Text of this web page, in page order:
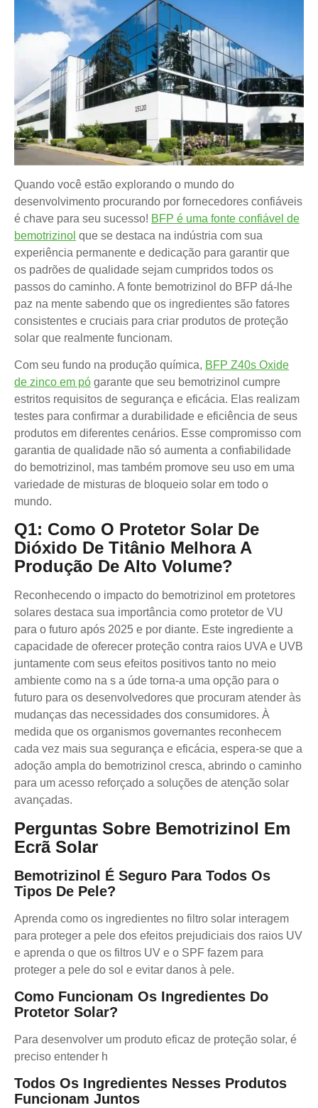
Quando você estão explorando o mundo do
desenvolvimento procurando por fornecedores confiáveis
é chave para seu sucesso! BFP é uma fonte confiável de
bemotrizinol que se destaca na indústria com sua
experiência permanente e dedicação para garantir que
os padrões de qualidade sejam cumpridos todos os
passos do caminho. A fonte bemotrizinol do BFP dá-lhe
paz na mente sabendo que os ingredientes são fatores
consistentes e cruciais para criar produtos de proteção
solar que realmente funcionam.
Com seu fundo na produção química, BFP Z40s Oxide
de zinco em pó garante que seu bemotrizinol cumpre
estritos requisitos de segurança e eficácia. Elas realizam
testes para confirmar a durabilidade e eficiência de seus
produtos em diferentes cenários. Esse compromisso com
garantia de qualidade não só aumenta a confiabilidade
do bemotrizinol, mas também promove seu uso em uma
variedade de misturas de bloqueio solar em todo o
mundo.
Q1: Como O Protetor Solar De
Dióxido De Titânio Melhora A
Produção De Alto Volume?
Reconhecendo o impacto do bemotrizinol em protetores
solares destaca sua importância como protetor de VU
para o futuro após 2025 e por diante. Este ingrediente a
capacidade de oferecer proteção contra raios UVA e UVB
juntamente com seus efeitos positivos tanto no meio
ambiente como na s a úde torna-a uma opção para o
futuro para os desenvolvedores que procuram atender às
mudanças das necessidades dos consumidores. À
medida que os organismos governantes reconhecem
cada vez mais sua segurança e eficácia, espera-se que a
adoção ampla do bemotrizinol cresca, abrindo o caminho
para um acesso reforçado a soluções de atenção solar
avançadas.
Perguntas Sobre Bemotrizinol Em
Ecrã Solar
Bemotrizinol É Seguro Para Todos Os
Tipos De Pele?
Aprenda como os ingredientes no filtro solar interagem
para proteger a pele dos efeitos prejudiciais dos raios UV
e aprenda o que os filtros UV e o SPF fazem para
proteger a pele do sol e evitar danos à pele.
Como Funcionam Os Ingredientes Do
Protetor Solar?
Para desenvolver um produto eficaz de proteção solar, é
preciso entender h
Todos Os Ingredientes Nesses Produtos
Funcionam Juntos